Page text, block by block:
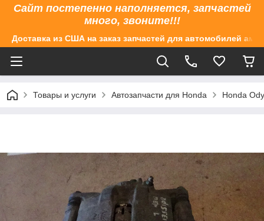
Сайт постепенно наполняется, запчастей
много, звоните!!!
Доставка из США на заказ запчастей для автомобилей
Товары и услуги Автозапчасти для Honda Honda